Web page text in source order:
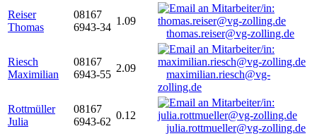
Reiser
Thomas
08167
6943-34
1.09
thomas.reiser@vg-zolling.de
Riesch
Maximilian
08167
6943-55
2.09
maximilian.riesch@vg-
zolling.de
Rottmüller
Julia
08167
6943-62
0.12
julia.rottmueller@vg-zolling.de